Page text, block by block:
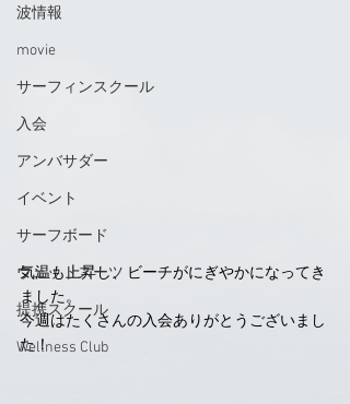
波情報
movie
サーフィンスクール
入会
アンバサダー
イベント
サーフボード
ウェットスーツ
提携スクール
Wellness Club
気温も上昇し、ビーチがにぎやかになってき
ました。
今週はたくさんの入会ありがとうございまし
た！